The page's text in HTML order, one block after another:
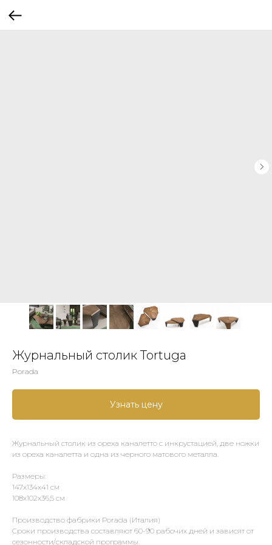
Журнальный столик Tortuga
Porada
Узнать цену
Журнальный столик из ореха каналетто с инкрустацией, две ножки
из ореха каналетта и одна из черного матового металла.
Размеры:
147х134х41 см
108х102х36,5 см
Производство фабрики Porada (Италия)
Сроки производства составляют 60-90 рабочих дней и зависят от
сезонности/складской программы.